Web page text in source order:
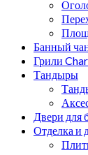
Банный
Грили
Тандыры
Двери для
Отделка и